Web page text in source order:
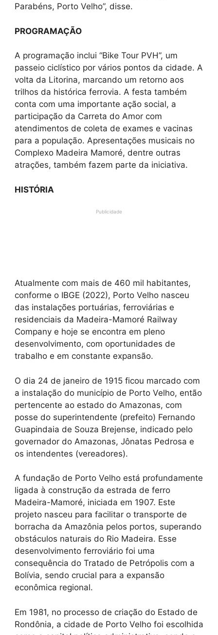
Parabéns, Porto Velho”, disse.
PROGRAMAÇÃO
A programação inclui “Bike Tour PVH”, um
passeio ciclístico por vários pontos da cidade. A
volta da Litorina, marcando um retorno aos
trilhos da histórica ferrovia. A festa também
conta com uma importante ação social, a
participação da Carreta do Amor com
atendimentos de coleta de exames e vacinas
para a população. Apresentações musicais no
Complexo Madeira Mamoré, dentre outras
atrações, também fazem parte da iniciativa.
HISTÓRIA
Publicidade
Atualmente com mais de 460 mil habitantes,
conforme o IBGE (2022), Porto Velho nasceu
das instalações portuárias, ferroviárias e
residenciais da Madeira-Mamoré Railway
Company e hoje se encontra em pleno
desenvolvimento, com oportunidades de
trabalho e em constante expansão.
O dia 24 de janeiro de 1915 ficou marcado com
a instalação do município de Porto Velho, então
pertencente ao estado do Amazonas, com
posse do superintendente (prefeito) Fernando
Guapindaia de Souza Brejense, indicado pelo
governador do Amazonas, Jônatas Pedrosa e
os intendentes (vereadores).
A fundação de Porto Velho está profundamente
ligada à construção da estrada de ferro
Madeira-Mamoré, iniciada em 1907. Este
projeto nasceu para facilitar o transporte de
borracha da Amazônia pelos portos, superando
obstáculos naturais do Rio Madeira. Esse
desenvolvimento ferroviário foi uma
consequência do Tratado de Petrópolis com a
Bolívia, sendo crucial para a expansão
econômica regional.
Em 1981, no processo de criação do Estado de
Rondônia, a cidade de Porto Velho foi escolhida